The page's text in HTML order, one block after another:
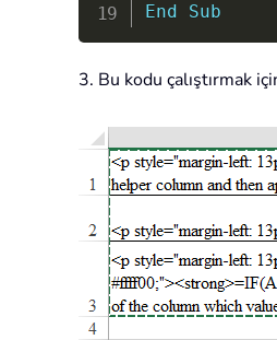
End
Sub
3. Bu kodu çalıştırmak